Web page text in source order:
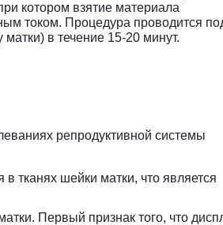
котором взятие материала
током. Процедура проводится
в течение 15-20 минут.
репродуктивной системы
тканях шейки матки, что является
Первый признак того, что